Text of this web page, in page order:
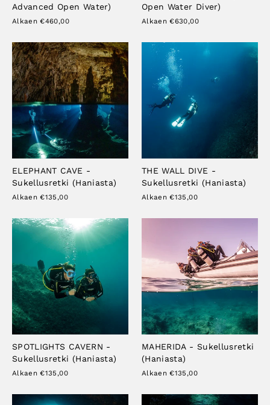
Advanced Open Water)
Alkaen €460,00
Open Water Diver)
Alkaen €630,00
ELEPHANT CAVE -
Sukellusretki (Haniasta)
Alkaen €135,00
THE WALL DIVE -
Sukellusretki (Haniasta)
Alkaen €135,00
SPOTLIGHTS CAVERN -
Sukellusretki (Haniasta)
Alkaen €135,00
MAHERIDA - Sukellusretki
(Haniasta)
Alkaen €135,00